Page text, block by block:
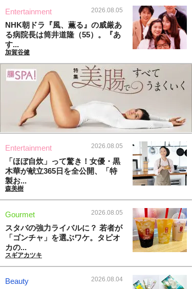
Entertainment 2026.08.05
NHK朝ドラ『風、薫る』の威厳あ
る病院長は筒井道隆（55）。『あ
す...
加賀谷健
Entertainment 2026.08.05
「ほぼ自炊」って驚き！女優・黒
木華が献立365日を全公開、「特
製お...
森美樹
Gourmet 2026.08.05
スタバの強力ライバルに？ 若者が
「ゴンチャ」を選ぶワケ。タピオ
カの...
スギアカツキ
Beauty 2026.08.04